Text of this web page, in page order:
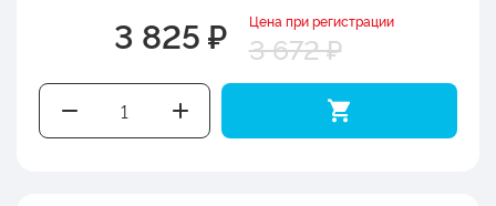
3 825 ₽ Цена при регистрации
3 672 ₽